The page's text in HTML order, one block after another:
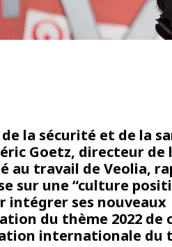
la sécurité et de la
Goetz, directeur de
au travail de Veolia,
sur une “culture
intégrer ses nouveaux
du thème 2022 de
internationale du